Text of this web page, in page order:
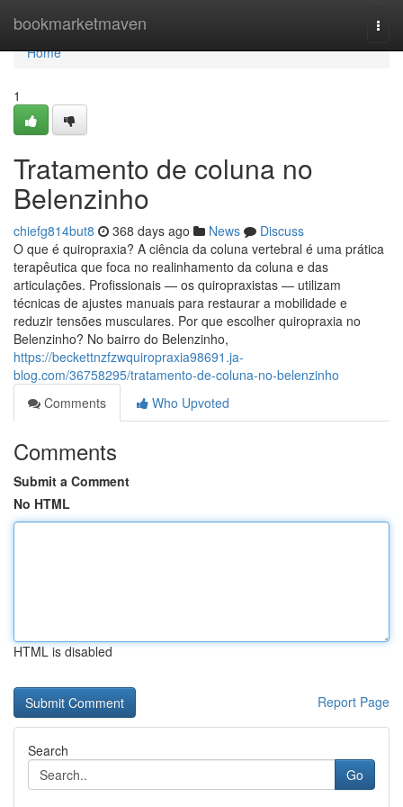
bookmarketmaven
Home
Home
1
Tratamento de coluna no
Belenzinho
chiefg814but8 368 days ago News
Discuss
O que é quiropraxia? A ciência da coluna vertebral é uma prática
terapêutica que foca no realinhamento da coluna e das
articulações. Profissionais — os quiropraxistas — utilizam
técnicas de ajustes manuais para restaurar a mobilidade e
reduzir tensões musculares. Por que escolher quiropraxia no
Belenzinho? No bairro do Belenzinho,
https://beckettnzfzwquiropraxia98691.ja-
blog.com/36758295/tratamento-de-coluna-no-belenzinho
Comments
Who Upvoted
Comments
Submit a Comment
No HTML
HTML is disabled
Report Page
Search
Go